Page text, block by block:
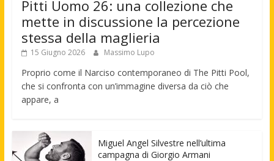
Pitti Uomo 26: una collezione che
mette in discussione la percezione
stessa della maglieria
15 Giugno 2026 Massimo Lupo
Proprio come il Narciso contemporaneo di The Pitti Pool,
che si confronta con un’immagine diversa da ciò che
appare, a
Miguel Angel Silvestre nell’ultima
campagna di Giorgio Armani